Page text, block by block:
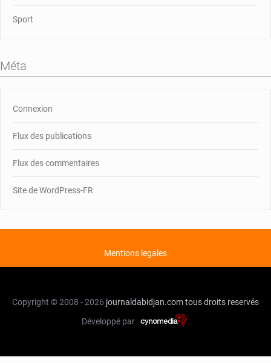
Sport
Méta
Connexion
Flux des publications
Flux des commentaires
Site de WordPress-FR
Mentions legales
Copyright © 2008 - 2026 journaldabidjan.comtous droits reservés
Développé par